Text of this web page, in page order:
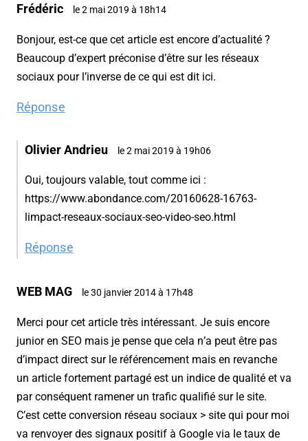
Frédéric le 2 mai 2019 à 18h14
Bonjour, est-ce que cet article est encore d’actualité ?
Beaucoup d’expert préconise d’être sur les réseaux
sociaux pour l’inverse de ce qui est dit ici.
Réponse
Olivier Andrieu le 2 mai 2019 à 19h06
Oui, toujours valable, tout comme ici :
https://www.abondance.com/20160628-16763-
limpact-reseaux-sociaux-seo-video-seo.html
Réponse
WEB MAG le 30 janvier 2014 à 17h48
Merci pour cet article très intéressant. Je suis encore
junior en SEO mais je pense que cela n’a peut être pas
d’impact direct sur le référencement mais en revanche
un article fortement partagé est un indice de qualité et va
par conséquent ramener un trafic qualifié sur le site.
C’est cette conversion réseau sociaux > site qui pour moi
va renvoyer des signaux positif à Google via le taux de